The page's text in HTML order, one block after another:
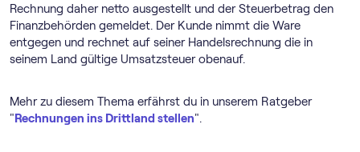
Rechnung daher netto ausgestellt und der Steuerbetrag den
Finanzbehörden gemeldet. Der Kunde nimmt die Ware
entgegen und rechnet auf seiner Handelsrechnung die in
seinem Land gültige Umsatzsteuer obenauf.
Mehr zu diesem Thema erfährst du in unserem Ratgeber
" Rechnungen ins Drittland stellen".